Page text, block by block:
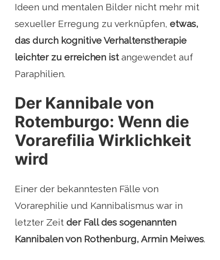
Ideen und mentalen Bilder nicht mehr mit
sexueller Erregung zu verknüpfen, etwas,
das durch kognitive Verhaltenstherapie
leichter zu erreichen istangewendet auf
Paraphilien.
Der Kannibale von
Rotemburgo: Wenn die
Vorarefilia Wirklichkeit
wird
Einer der bekanntesten Fälle von
Vorarephilie und Kannibalismus war in
letzter Zeit der Fall des sogenannten
Kannibalen von Rothenburg, Armin Meiwes.